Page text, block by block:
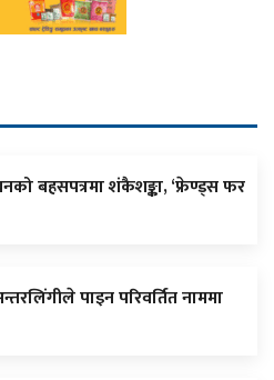
बहसपत्रमा शंकैशङ्का, ‘फ्रेण्ड्स फर
पाइन परिवर्तित नाममा